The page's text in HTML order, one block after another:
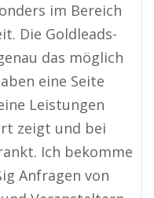
im Bereich
Die Goldleads-
das möglich
eine Seite
Leistungen
zeigt und bei
Ich bekomme
Anfragen von